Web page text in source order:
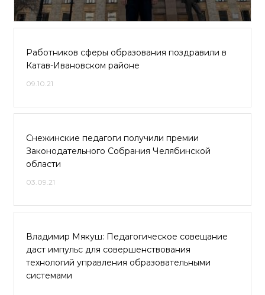
Работников сферы образования поздравили в
Катав-Ивановском районе
09.10.21
Снежинские педагоги получили премии
Законодательного Собрания Челябинской
области
03.09.21
Владимир Мякуш: Педагогическое совещание
даст импульс для совершенствования
технологий управления образовательными
системами